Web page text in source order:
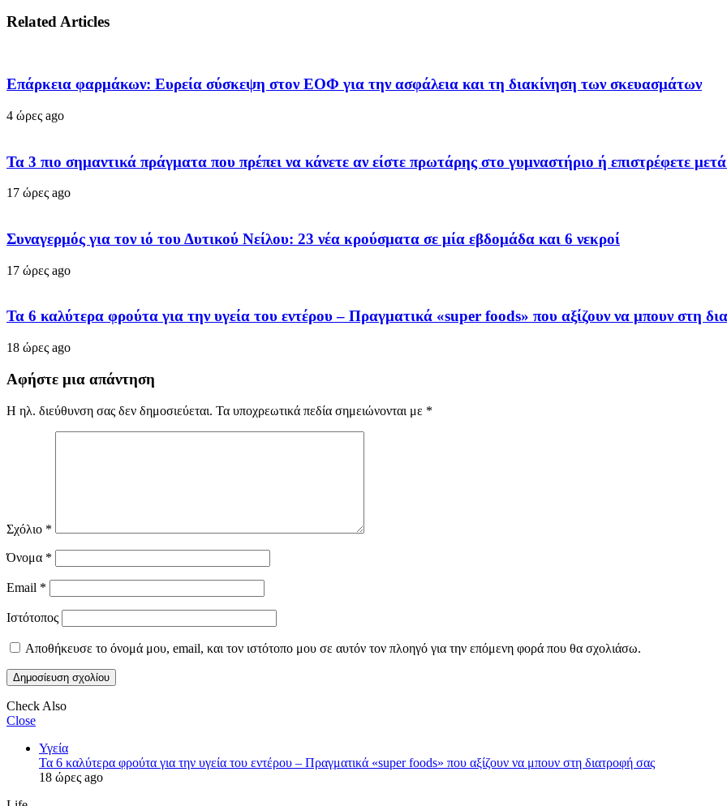
Related Articles
Επάρκεια φαρμάκων: Ευρεία σύσκεψη στον ΕΟΦ για την ασφάλεια και τη διακίνηση των σκευασμάτων
4 ώρες ago
Τα 3 πιο σημαντικά πράγματα που πρέπει να κάνετε αν είστε πρωτάρης στο γυμναστήριο ή επιστρέφετε
17 ώρες ago
Συναγερμός για τον ιό του Δυτικού Νείλου: 23 νέα κρούσματα σε μία εβδομάδα και 6 νεκροί
17 ώρες ago
Τα 6 καλύτερα φρούτα για την υγεία του εντέρου – Πραγματικά «super foods» που αξίζουν να μπουν στη
18 ώρες ago
Αφήστε μια απάντηση
Η ηλ. διεύθυνση σας δεν δημοσιεύεται. Τα υποχρεωτικά πεδία σημειώνονται με *
Σχόλιο *
Όνομα *
Email *
Ιστότοπος
Αποθήκευσε το όνομά μου, email, και τον ιστότοπο μου σε αυτόν τον πλοηγό για την επόμενη φορά που θα σχολιάσω.
Check Also
Close
Υγεία
Τα 6 καλύτερα φρούτα για την υγεία του εντέρου – Πραγματικά «super foods» που αξίζουν να μπουν στη διατροφή σας
18 ώρες ago